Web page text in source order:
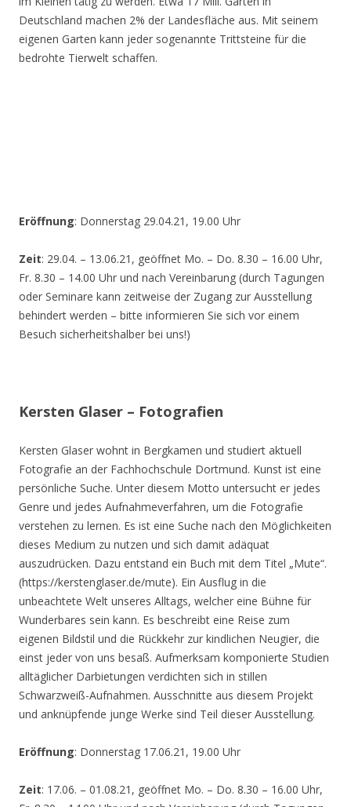
Deutschland machen 2% der Landesfläche aus. Mit seinem
eigenen Garten kann jeder sogenannte Trittsteine für die
bedrohte Tierwelt schaffen.
Eröffnung: Donnerstag 29.04.21, 19.00 Uhr
Zeit: 29.04. – 13.06.21, geöffnet Mo. – Do. 8.30 – 16.00 Uhr,
Fr. 8.30 – 14.00 Uhr und nach Vereinbarung (durch Tagungen
oder Seminare kann zeitweise der Zugang zur Ausstellung
behindert werden – bitte informieren Sie sich vor einem
Besuch sicherheitshalber bei uns!)
Kersten Glaser – Fotografien
Kersten Glaser wohnt in Bergkamen und studiert aktuell
Fotografie an der Fachhochschule Dortmund. Kunst ist eine
persönliche Suche. Unter diesem Motto untersucht er jedes
Genre und jedes Aufnahmeverfahren, um die Fotografie
verstehen zu lernen. Es ist eine Suche nach den Möglichkeiten
dieses Medium zu nutzen und sich damit adäquat
auszudrücken. Dazu entstand ein Buch mit dem Titel „Mute“.
(https://kerstenglaser.de/mute). Ein Ausflug in die
unbeachtete Welt unseres Alltags, welcher eine Bühne für
Wunderbares sein kann. Es beschreibt eine Reise zum
eigenen Bildstil und die Rückkehr zur kindlichen Neugier, die
einst jeder von uns besaß. Aufmerksam komponierte Studien
alltäglicher Darbietungen verdichten sich in stillen
Schwarzweiß-Aufnahmen. Ausschnitte aus diesem Projekt
und anknüpfende junge Werke sind Teil dieser Ausstellung.
Eröffnung: Donnerstag 17.06.21, 19.00 Uhr
Zeit: 17.06. – 01.08.21, geöffnet Mo. – Do. 8.30 – 16.00 Uhr,